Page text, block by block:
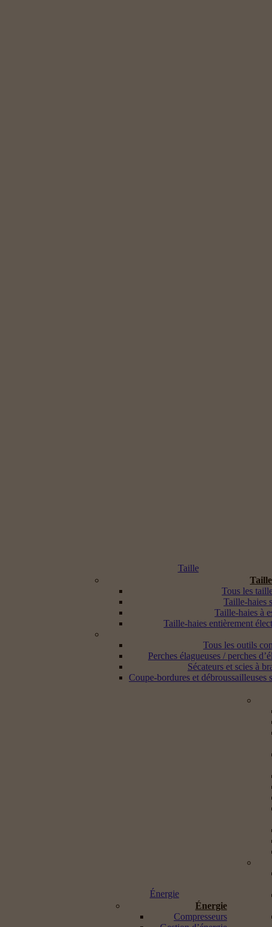
Taille
Tous les
Taille-haies
Taille-haies à
Taille-haies entièrement
Tous les outils
Perches élagueuses / perches
Sécateurs et scies à
Coupe-bordures et débroussailleuses
Énergie
Énergie
Compresseurs